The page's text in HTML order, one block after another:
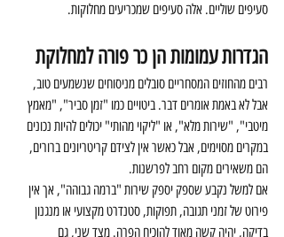
סעיפים שוליים. אלה סעיפים שמכריעים מחלוקות.
הגדרות עמומות הן כר פורה למחלוקת
רבים מהחוזים המסחריים סובלים מניסוחים שנשמעים טוב,
אבל לא באמת אומרים דבר. ביטויים כמו "זמן סביר", "מאמץ
מיטבי", "שירות מלא", או "ליקוי מהותי" יכולים להיות נכונים
במקרים מסוימים, אבל כאשר אין לצידם קריטריונים ברורים,
הם משאירים מקום רחב לפרשנות.
אם למשל נקבע שספק יספק שירות "ברמה גבוהה", אך אין
פירוט של זמני תגובה, תפוקות, סטנדרט מקצועי או מנגנון
בדיקה, יהיה קשה מאוד להוכיח הפרה. מצד שני, גם